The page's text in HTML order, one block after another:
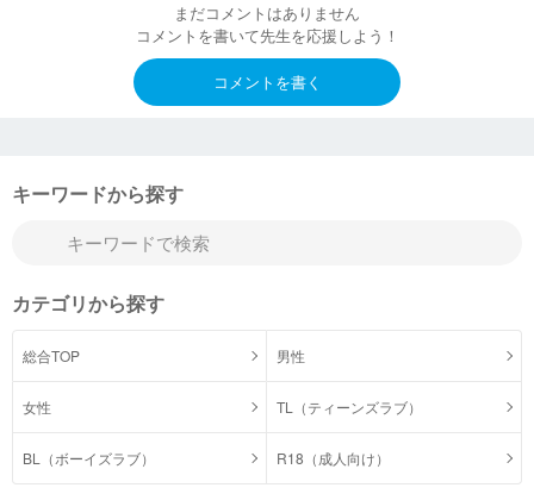
まだコメントはありません
コメントを書いて先生を応援しよう！
コメントを書く
キーワードから探す
カテゴリから探す
総合TOP 男性
女性 TL（ティーンズラブ）
BL（ボーイズラブ） R18（成人向け）